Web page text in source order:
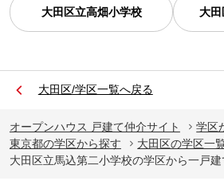
大田区立高畑小学校 大
大田区/学区一覧へ戻る
オープンハウス 戸建て仲介サイト
学区
東京都の学区から探す
大田区の学区一
大田区立馬込第二小学校の学区から一戸